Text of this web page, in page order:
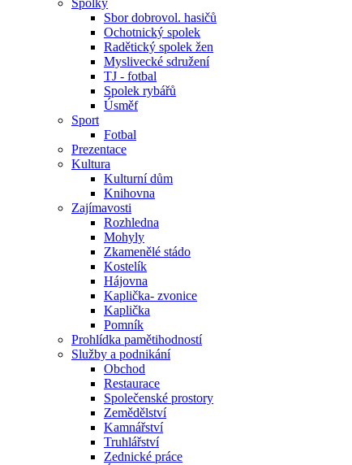
Spolky
Sbor dobrovol. hasičů
Ochotnický spolek
Radětický spolek žen
Myslivecké sdružení
TJ - fotbal
Spolek rybářů
Úsměf
Sport
Fotbal
Prezentace
Kultura
Kulturní dům
Knihovna
Zajímavosti
Rozhledna
Mohyly
Zkamenělé stádo
Kostelík
Hájovna
Kaplička- zvonice
Kaplička
Pomník
Prohlídka pamětihodností
Služby a podnikání
Obchod
Restaurace
Společenské prostory
Zemědělství
Kamnářství
Truhlářství
Zednické práce